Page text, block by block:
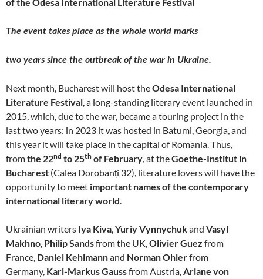
The event takes place as the whole world marks
two years since the outbreak of the war in Ukraine.
Next month, Bucharest will host theOdesa International
Literature Festival, a long-standing literary event launched in
2015, which, due to the war, became a touring project in the
last two years: in 2023 it was hosted in Batumi, Georgia, and
this year it will take place in the capital of Romania. Thus,
fromthe 22nd to 25th of February, at theGoethe-Institut in
Bucharest (Calea Dorobanți 32), literature lovers will have the
opportunity to meet important names of the contemporary
international literary world.
Ukrainian writers Iya Kiva,Yuriy Vynnychukand Vasyl
Makhno, Philip Sandsfrom the UK,Olivier Guez from
France, Daniel Kehlmannand Norman Ohlerfrom
Germany, Karl-MarkusGaussfrom Austria,Ariane von